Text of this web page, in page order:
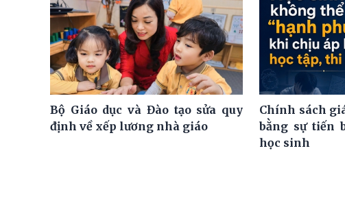
Bộ Giáo dục và Đào tạo sửa quy
định về xếp lương nhà giáo
Chính sách
bằng sự tiến
học sinh